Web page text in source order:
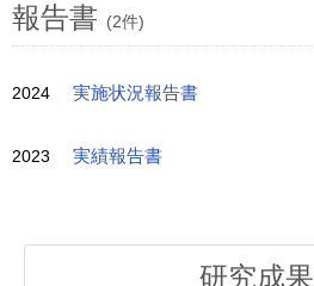
報告書 (2件)
2024 実施状況報告書
2023 実績報告書
研究成果